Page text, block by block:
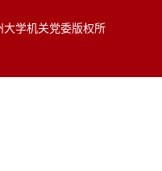
大学机关党委版权所